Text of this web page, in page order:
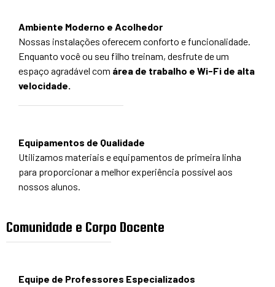
Ambiente Moderno e Acolhedor
Nossas instalações oferecem conforto e funcionalidade.
Enquanto você ou seu filho treinam, desfrute de um
espaço agradável com área de trabalho e Wi-Fi de alta
velocidade.
Equipamentos de Qualidade
Utilizamos materiais e equipamentos de primeira linha
para proporcionar a melhor experiência possível aos
nossos alunos.
Comunidade e Corpo Docente
Equipe de Professores Especializados